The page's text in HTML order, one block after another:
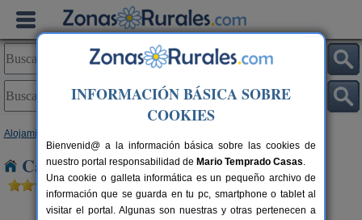
Alojamientos
Casas Rurales cerca de Vallvidrera
INFORMACIÓN BÁSICA SOBRE
COOKIES
Bienvenid@ a la información básica sobre las cookies de
nuestro portal responsabilidad de Mario Temprado Casas.
Una cookie o galleta informática es un pequeño archivo de
información que se guarda en tu pc, smartphone o tablet al
visitar el portal. Algunas son nuestras y otras pertenecen a